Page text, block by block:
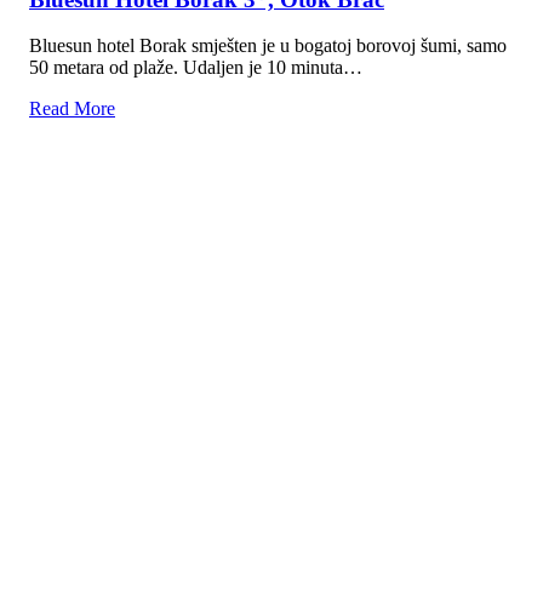
Bluesun hotel Borak smješten je u bogatoj borovoj šumi, samo
50 metara od plaže. Udaljen je 10 minuta…
Read More